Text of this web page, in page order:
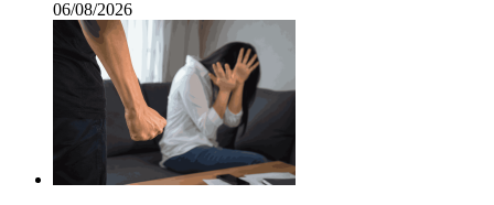
06/08/2026